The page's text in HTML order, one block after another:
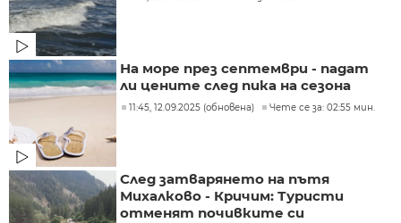
На море през септември - падат
ли цените след пика на сезона
11:45, 12.09.2025 (обновена) Чете се за: 02:55 мин.
След затварянето на пътя
Михалково - Кричим: Туристи
отменят почивките си